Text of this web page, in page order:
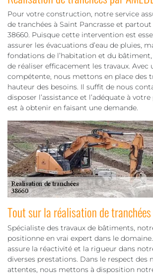
Pour votre construction, notre service
de tranchées à Saint Pancrasse et
38660. Puisque cette intervention est
assurer les évacuations d’eau de pluies,
fondations de l’habitation et du
de réaliser efficacement les travaux. Avec
compétente, nous mettons en place des
hauteur des besoins. Il suffit de nous
disposer l’assistance et l’adéquate à
est à obtenir en faisant une demande.
Tout sur la réalisation de tranchées
Spécialiste des travaux de bâtiments,
positionne en vrai expert dans le
assure la réactivité et la rigueur dans
diverses prestations. Dans le respect des
attentes, nous mettons à disposition